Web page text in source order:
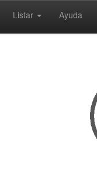
Listar Ayuda